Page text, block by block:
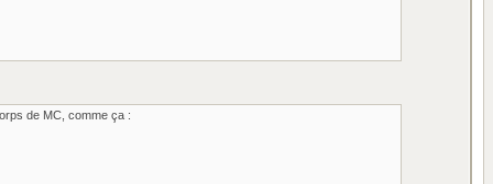
de MC, comme ça :